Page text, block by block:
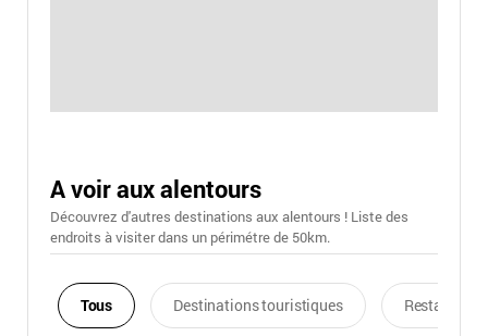
A voir aux alentours
Découvrez d'autres destinations aux alentours ! Liste des
endroits à visiter dans un périmétre de 50km.
Tous Destinations touristiques Restaurants